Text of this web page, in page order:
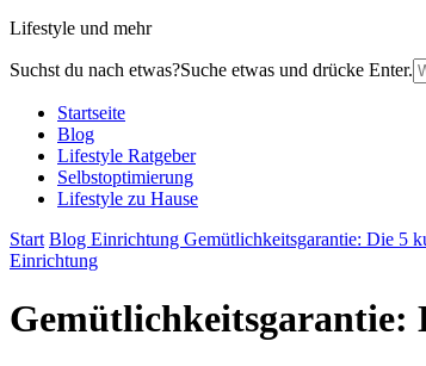
Lifestyle und mehr
Suchst du nach etwas?Suche etwas und drücke Enter.
Startseite
Blog
Lifestyle Ratgeber
Selbstoptimierung
Lifestyle zu Hause
Start Blog Einrichtung Gemütlichkeitsgarantie: Die 5
Einrichtung
Gemütlichkeitsgarantie: